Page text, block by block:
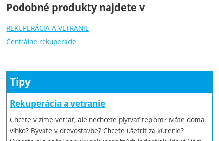
Podobné produkty najdete v
REKUPERÁCIA A VETRANIE
Centrálne rekuperácie
Tipy
Rekuperácia a vetranie
Chcete v zime vetrať, ale nechcete plytvať teplom? Máte doma
vlhko? Bývate v drevostavbe? Chcete ušetriť za kúrenie?